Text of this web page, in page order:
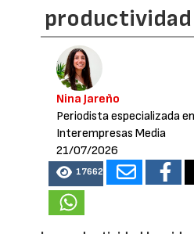
productividad
Nina Jareño
Periodista especializada
Interempresas Media
21/07/2026
17662